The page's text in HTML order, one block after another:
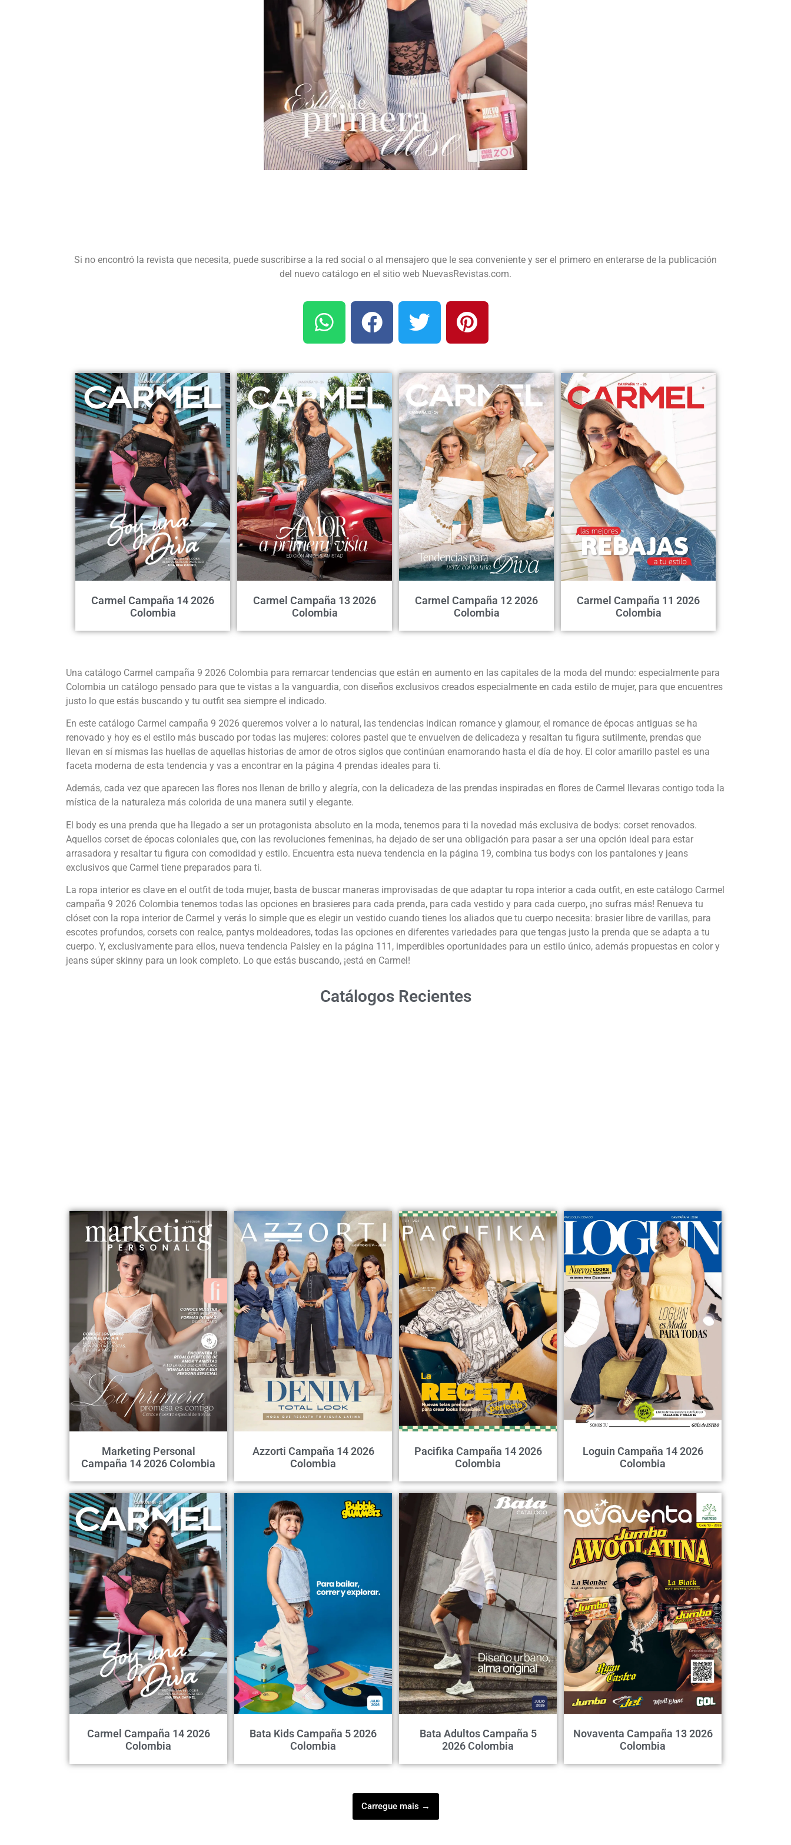
Si no encontró la revista que necesita, puede suscribirse a la red social o al mensajero que le sea conveniente y ser el primero en enterarse de la publicación
del nuevo catálogo en el sitio web NuevasRevistas.com.
Carmel Campaña 14 2026
Colombia
Carmel Campaña 13 2026
Colombia
Carmel Campaña 12 2026
Colombia
Carmel Campaña 11 2026
Colombia
Una catálogo Carmel campaña 9 2026 Colombia para remarcar tendencias que están en aumento en las capitales de la moda del mundo: especialmente para
Colombia un catálogo pensado para que te vistas a la vanguardia, con diseños exclusivos creados especialmente en cada estilo de mujer, para que encuentres
justo lo que estás buscando y tu outfit sea siempre el indicado.
En este catálogo Carmel campaña 9 2026 queremos volver a lo natural, las tendencias indican romance y glamour, el romance de épocas antiguas se ha
renovado y hoy es el estilo más buscado por todas las mujeres: colores pastel que te envuelven de delicadeza y resaltan tu figura sutilmente, prendas que
llevan en sí mismas las huellas de aquellas historias de amor de otros siglos que continúan enamorando hasta el día de hoy. El color amarillo pastel es una
faceta moderna de esta tendencia y vas a encontrar en la página 4 prendas ideales para ti.
Además, cada vez que aparecen las flores nos llenan de brillo y alegría, con la delicadeza de las prendas inspiradas en flores de Carmel llevaras contigo toda la
mística de la naturaleza más colorida de una manera sutil y elegante.
El body es una prenda que ha llegado a ser un protagonista absoluto en la moda, tenemos para ti la novedad más exclusiva de bodys: corset renovados.
Aquellos corset de épocas coloniales que, con las revoluciones femeninas, ha dejado de ser una obligación para pasar a ser una opción ideal para estar
arrasadora y resaltar tu figura con comodidad y estilo. Encuentra esta nueva tendencia en la página 19, combina tus bodys con los pantalones y jeans
exclusivos que Carmel tiene preparados para ti.
La ropa interior es clave en el outfit de toda mujer, basta de buscar maneras improvisadas de que adaptar tu ropa interior a cada outfit, en este catálogo Carmel
campaña 9 2026 Colombia tenemos todas las opciones en brasieres para cada prenda, para cada vestido y para cada cuerpo, ¡no sufras más! Renueva tu
clóset con la ropa interior de Carmel y verás lo simple que es elegir un vestido cuando tienes los aliados que tu cuerpo necesita: brasier libre de varillas, para
escotes profundos, corsets con realce, pantys moldeadores, todas las opciones en diferentes variedades para que tengas justo la prenda que se adapta a tu
cuerpo. Y, exclusivamente para ellos, nueva tendencia Paisley en la página 111, imperdibles oportunidades para un estilo único, además propuestas en color y
jeans súper skinny para un look completo. Lo que estás buscando, ¡está en Carmel!
Catálogos Recientes
Marketing Personal
Campaña 14 2026 Colombia
Azzorti Campaña 14 2026
Colombia
Pacifika Campaña 14 2026
Colombia
Loguin Campaña 14 2026
Colombia
Carmel Campaña 14 2026
Colombia
Bata Kids Campaña 5 2026
Colombia
Bata Adultos Campaña 5
2026 Colombia
Novaventa Campaña 13 2026
Colombia
Carregue mais →